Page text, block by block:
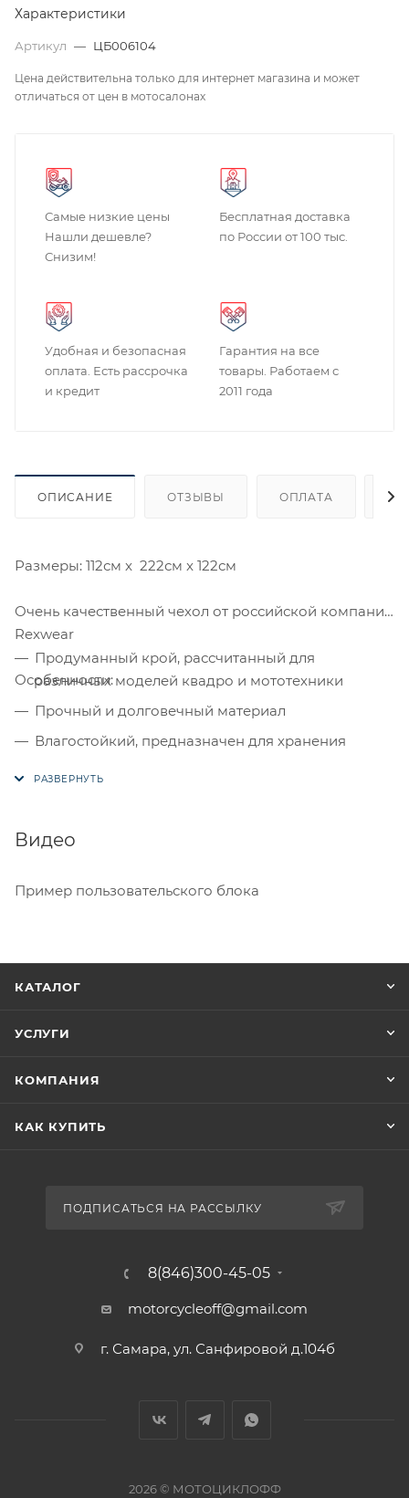
Характеристики
Артикул — ЦБ006104
Цена действительна только для интернет магазина и может
отличаться от цен в мотосалонах
Самые низкие цены
Нашли дешевле?
Снизим!
Бесплатная доставка
по России от 100 тыс.
Удобная и безопасная
оплата. Есть рассрочка
и кредит
Гарантия на все
товары. Работаем с
2011 года
ОПИСАНИЕ ОТЗЫВЫ ОПЛАТА
Размеры: 112см x 222см x 122см
Очень качественный чехол от российской компании
Rexwear
Особенности:
Продуманный крой, рассчитанный для
различных моделей квадро и мототехники
Прочный и долговечный материал
Влагостойкий, предназначен для хранения
местности.
сразу на горячий глушитель, чехол не
Имеются утяжки в нижней части для фиксации
Видео
Пример пользовательского блока
КАТАЛОГ
УСЛУГИ
КОМПАНИЯ
КАК КУПИТЬ
ПОДПИСАТЬСЯ НА РАССЫЛКУ
8(846)300-45-05
motorcycleoff@gmail.com
г. Самара, ул. Санфировой д.104б
2026 © МОТОЦИКЛОФФ